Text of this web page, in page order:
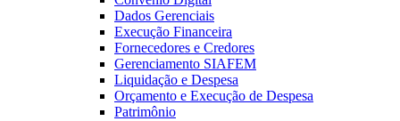
Dados Gerenciais
Execução Financeira
Fornecedores e Credores
Gerenciamento SIAFEM
Liquidação e Despesa
Orçamento e Execução de Despesa
Patrimônio